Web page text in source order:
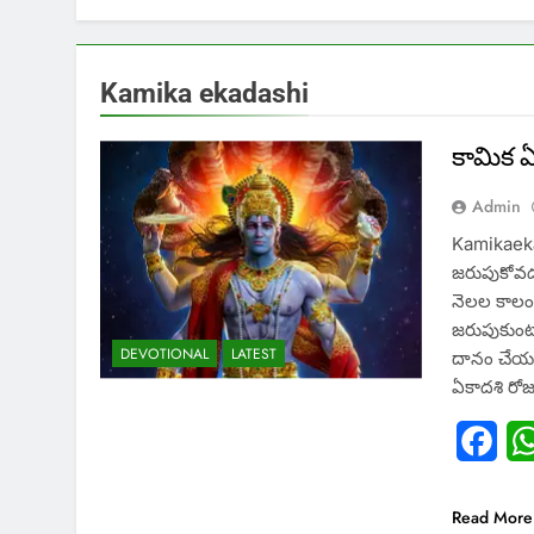
Kamika ekadashi
DEVOTIONAL LATEST
కామిక
Admin
నెలల
దానం
ఏకాదశి
Read More